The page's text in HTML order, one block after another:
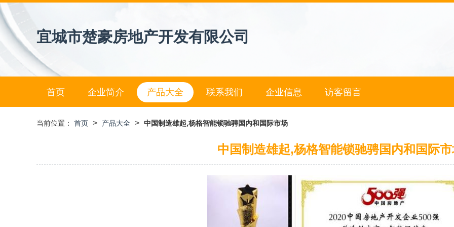
宜城市楚豪房地产开发有限公司
首页 企业简介 产品大全 联系我们 企业信息 访客留言
当前位置： 首页 > 产品大全 > 中国制造雄起,杨格智能锁驰骋国内和国际市场
中国制造雄起,杨格智能锁驰骋国内和国际